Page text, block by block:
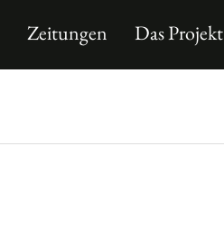
Zeitungen Das Projekt